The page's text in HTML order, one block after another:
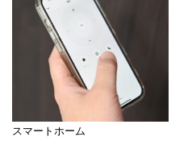
スマートホーム